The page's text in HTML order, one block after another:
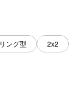
リング型 2x2